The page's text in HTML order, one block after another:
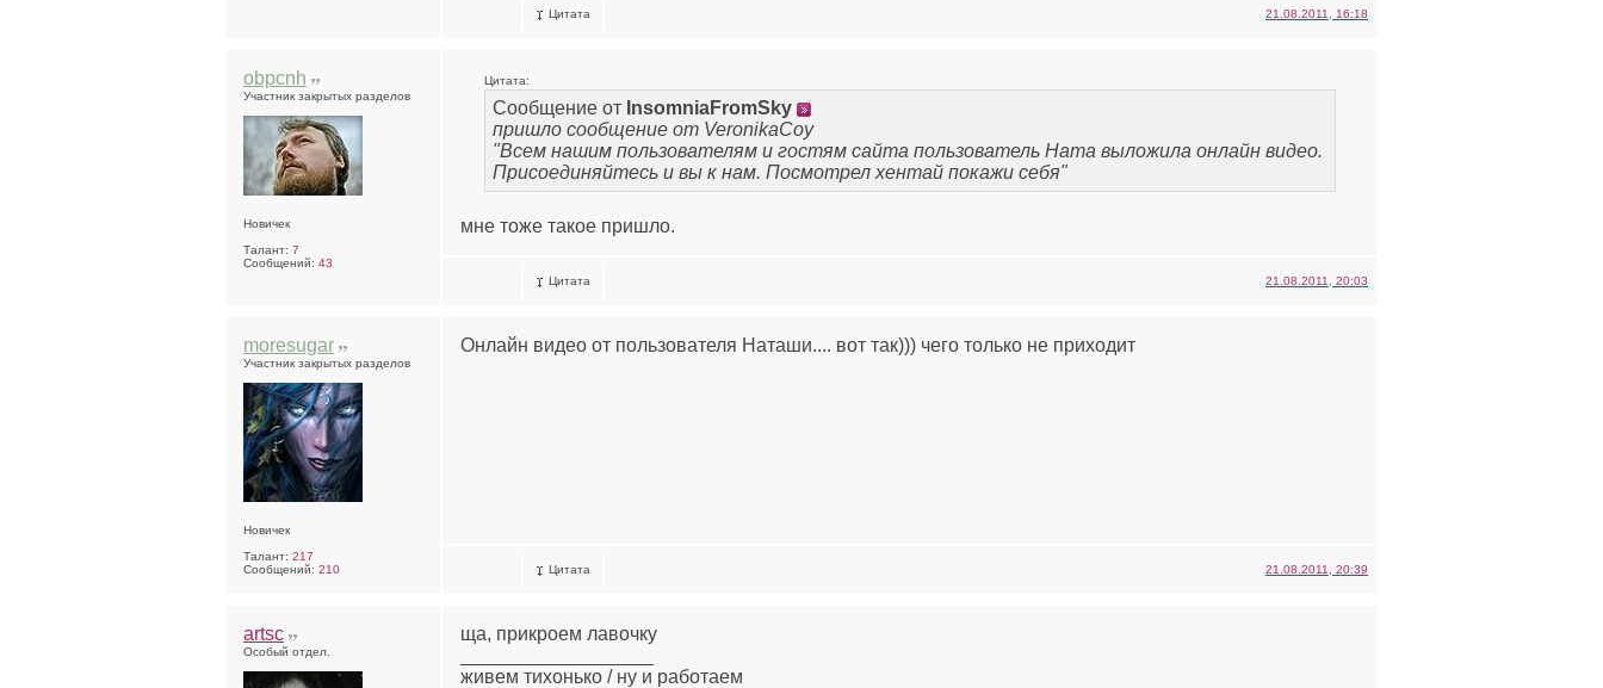
Цитата 21.08.2011, 16:18
obpcnh
Участник закрытых разделов
Новичек
Талант: 7
Сообщений: 43
Цитата:
Сообщение от InsomniaFromSky
пришло сообщение от VeronikaCoy
"Всем нашим пользователям и гостям сайта пользователь Ната выложила онлайн видео.
Присоединяйтесь и вы к нам. Посмотрел хентай покажи себя"
мне тоже такое пришло.
Цитата 21.08.2011, 20:03
moresugar
Участник закрытых разделов
Новичек
Талант: 217
Сообщений: 210
Онлайн видео от пользователя Наташи.... вот так))) чего только не приходит
Цитата 21.08.2011, 20:39
artsc
Особый отдел.
ща, прикроем лавочку
живем тихонько / ну и работаем